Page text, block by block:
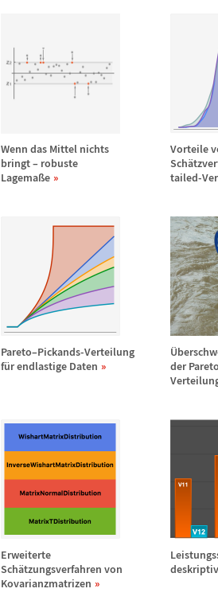
Wenn das Mittel nichts
bringt– robuste
Lagemaße
Vorteile
Schä
tailed-
Pareto–Pickands-Verteilung
für endlastige Daten
Ü
der
Erweiterte
Schätzungsverfahren von
Kovarianzmatrizen